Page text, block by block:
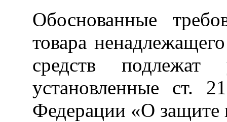
Обоснованные
товара
средств подлежат
установленные ст.
Федерации «О защите